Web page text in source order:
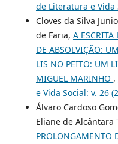
de Literatura e Vida
Cloves da Silva
de Faria, A
DE ABSOLVIÇÃO:
LIS NO PEITO: UM
MIGUEL MARINHO ,
e Vida Social: v. 26
Álvaro Cardoso
Eliane de Alcântara
PROLONGAMENTO